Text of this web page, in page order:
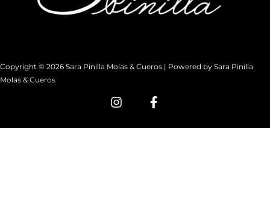
Copyright © 2026 Sara Pinilla Molas & Cueros | Powered by Sara Pinilla
Molas & Cueros